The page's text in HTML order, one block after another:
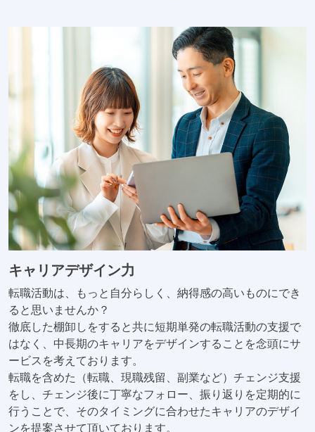
キャリアデザイン力
転職活動は、もっと自分らしく、納得感の高いものにでき
ると思いませんか？
徹底した棚卸しをすると共に短期単発の転職活動の支援で
はなく、中長期のキャリアをデザインすることを念頭にサ
ービスを考えております。
転職を含めた（転職、現職残留、副業など）チェンジ支援
をし、チェンジ後に丁寧なフォロー、振り返りを定期的に
行うことで、そのタイミングに合わせたキャリアのデザイ
ンを提案させて頂いております。